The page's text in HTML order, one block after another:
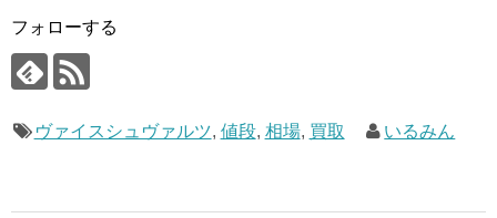
フォローする
ヴァイスシュヴァルツ, 値段, 相場, 買取 いるみん